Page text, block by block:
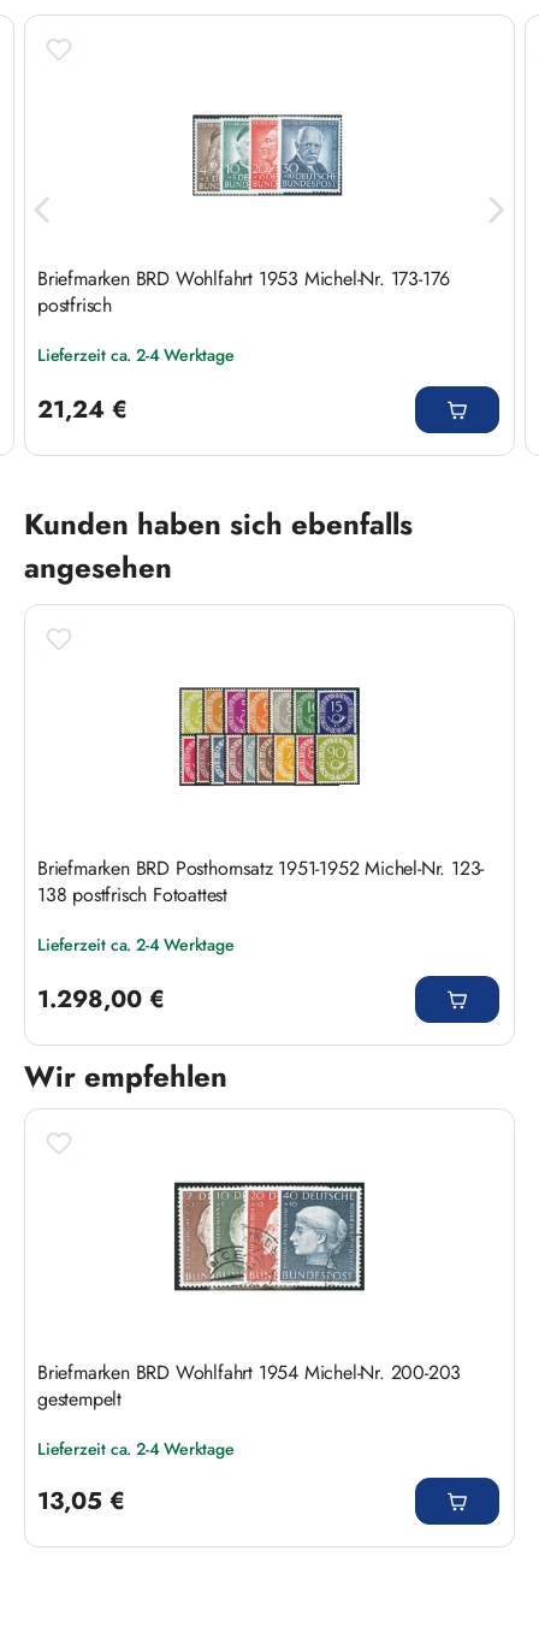
Briefmarken BRD Wohlfahrt 1953 Michel-Nr. 173-176
postfrisch
Lieferzeit ca. 2-4 Werktage
21,24 €
Produktgalerie überspringen
Kunden haben sich ebenfalls
angesehen
Briefmarken BRD Posthornsatz 1951-1952 Michel-Nr. 123-
138 postfrisch Fotoattest
Lieferzeit ca. 2-4 Werktage
1.298,00 €
Wir empfehlen
Produktgalerie überspringen
Briefmarken BRD Wohlfahrt 1954 Michel-Nr. 200-203
gestempelt
Lieferzeit ca. 2-4 Werktage
13,05 €